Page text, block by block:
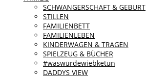
SCHWANGERSCHAFT & GEBURT
STILLEN
FAMILIENBETT
FAMILIENLEBEN
KINDERWAGEN & TRAGEN
SPIELZEUG & BÜCHER
#waswürdewiebketun
DADDYS VIEW